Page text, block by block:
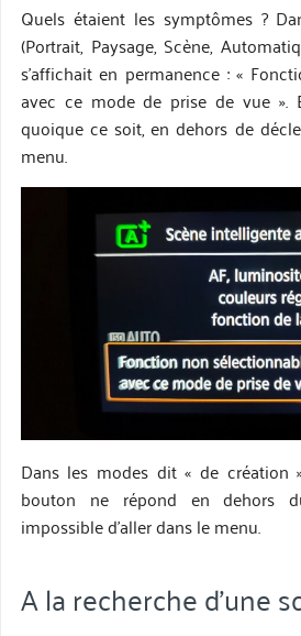
Quels étaient les symptômes ?
(Portrait, Paysage, Scène,
s’affichait en permanence : «
avec ce mode de prise de vue ».
quoique ce soit, en dehors de
menu.
Dans les modes dit « de création
bouton ne répond en dehors
impossible d’aller dans le menu.
A la recherche d’une